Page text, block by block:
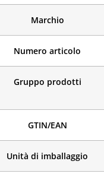
Marchio
Numero articolo
Gruppo prodotti
GTIN/EAN
Unità di imballaggio